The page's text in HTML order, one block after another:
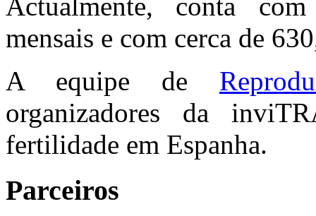
mensais e com cerca de
A equipe de
organizadores da
fertilidade em Espanha.
Parceiros